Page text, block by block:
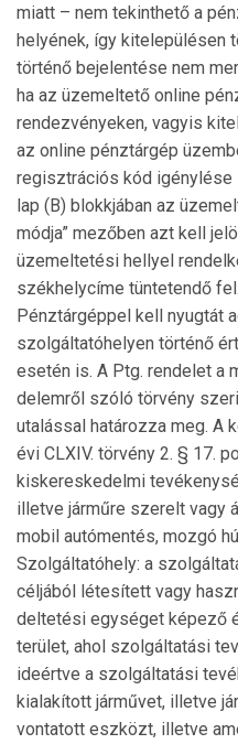
miatt – nem tekinthető a
helyének, így kitelepü­lésen
történő bejelentése nem
ha az üzemeltető on­line
rendezvényeken, vagyis
az online pénztárgép
regisztrációs kód igénylése
lap (B) blokkjában az
módja” mezőben azt kell
üzemeltetési hellyel
székhelycíme tünte­tendő fel.
Pénztárgéppel kell nyugtát
szolgáltatóhelyen történő
esetén is. A Ptg. rendelet
delemről szóló törvény
utalással határozza meg. A
évi CLXIV. törvény 2. § 17.
kiske­reskedelmi
illetve járműre szerelt vagy
mo­bil autómentés, mozgó
Szolgáltatóhely: a
cél­jából létesített vagy
del­tetési egységet képező
terület, ahol szolgáltatási
ideértve a szol­gáltatási
kialakított járművet, illetve
vontatott eszközt, illetve